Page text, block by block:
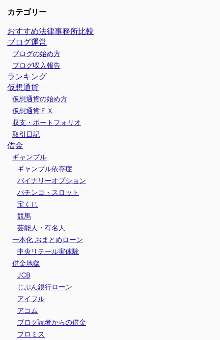
カテゴリー
おすすめ法律事務所比較
ブログ運営
ブログの始め方
ブログ収入報告
ランキング
仮想通貨
仮想通貨の始め方
仮想通貨ＦＸ
収支・ポートフォリオ
取引日記
借金
ギャンブル
ギャンブル依存症
バイナリーオプション
パチンコ・スロット
宝くじ
競馬
芸能人・有名人
一本化 おまとめローン
中央リテール実体験
借金地獄
JCB
じぶん銀行ローン
アイフル
アコム
ブログ読者からの借金
プロミス